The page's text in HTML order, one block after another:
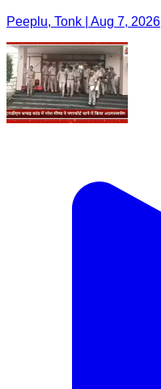
Peeplu, Tonk | Aug 7, 2026